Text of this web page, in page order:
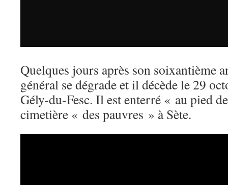
Quelques jours après son soixantième
général se dégrade et il décède le 29
Gély-du-Fesc. Il est enterré « au pied
cimetière « des pauvres » à Sète.